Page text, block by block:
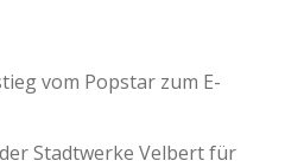
vom Popstar zum E-
Stadtwerke Velbert für